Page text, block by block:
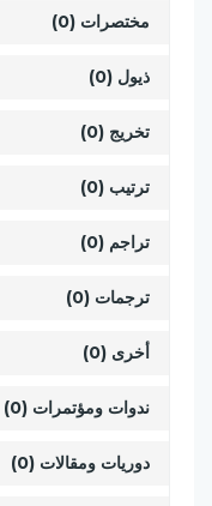
مختصرات (0)
ذيول (0)
تخريج (0)
ترتيب (0)
تراجم (0)
ترجمات (0)
أخرى (0)
ندوات ومؤتمرات (0)
دوريات ومقالات (0)